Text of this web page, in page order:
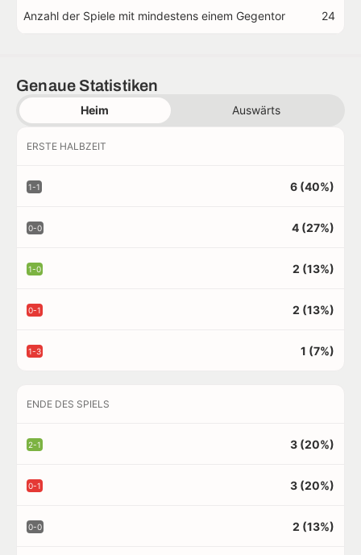
Anzahl der Spiele mit mindestens einem Gegentor 24
Genaue Statistiken
Heim Auswärts
ERSTE HALBZEIT
1-1 6 (40%)
0-0 4 (27%)
1-0 2 (13%)
0-1 2 (13%)
1-3 1 (7%)
ENDE DES SPIELS
2-1 3 (20%)
0-1 3 (20%)
0-0 2 (13%)